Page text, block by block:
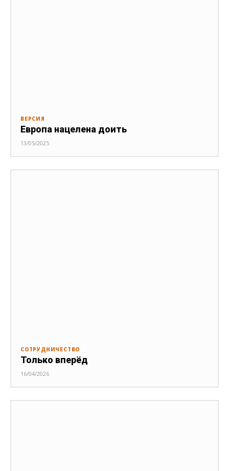
ВЕРСИЯ
Европа нацелена доить
13/05/2025
СОТРУДНИЧЕСТВО
Только вперёд
16/04/2026